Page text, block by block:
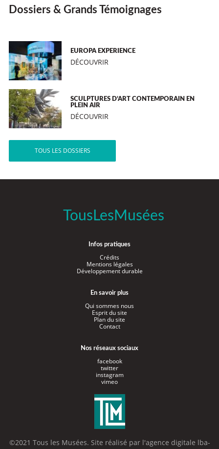
Dossiers & Grands Témoignages
EUROPA EXPERIENCE
DÉCOUVRIR
SCULPTURES D’ART CONTEMPORAIN EN
PLEIN AIR
DÉCOUVRIR
TOUS LES DOSSIERS
TousLesMusées
Infos pratiques
Crédits
Mentions légales
Développement durable
En savoir plus
Qui sommes nous
Esprit du site
Plan du site
Contact
Nos réseaux sociaux
facebook
twitter
instagram
vimeo
©2021 Tous les Musées. Site réalisé par l'agence digitale lba-